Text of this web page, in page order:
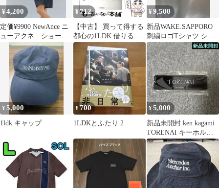
¥4,200
定価¥9900 NewAnce ニ
ューアクネ ショート
パンツ M ネイビー
美品
¥ 712
【中古】 買って得する
都心の1LDK 借りるの
は「負け組」 / 櫻井 幸
雄 / 毎日新聞出版
¥9,500
新品WAKE.SAPPORO
刺繍ロゴTシャツ シル
バーロゴのみ L
¥5,000
1ldk キャップ
¥700
1LDKとふたり 2
¥5,000
新品未開封 ken kagami
TORENAI キーホルダ
ー 黒